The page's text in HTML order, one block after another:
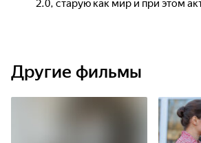
2.0, старую как мир и при этом
Другие фильмы